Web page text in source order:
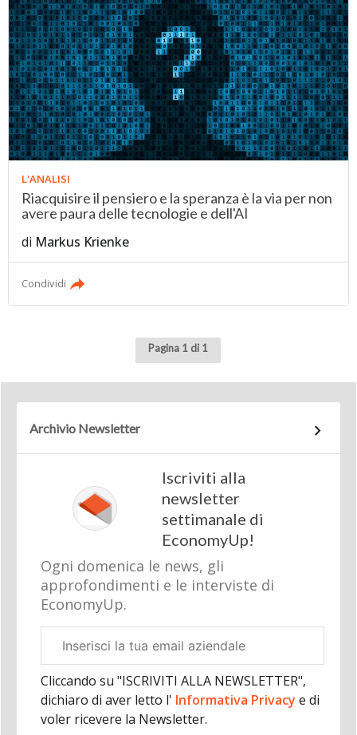
L'ANALISI
Riacquisire il pensiero e la speranza è la via per non
avere paura delle tecnologie e dell'AI
di Markus Krienke
Condividi
Pagina 1 di 1
Archivio Newsletter
Iscriviti alla
newsletter
settimanale di
EconomyUp!
Ogni domenica le news, gli
approfondimenti e le interviste di
EconomyUp.
aziendale
Cliccando su "ISCRIVITI ALLA NEWSLETTER",
dichiaro di aver letto l' Informativa Privacy e di
voler ricevere la Newsletter.